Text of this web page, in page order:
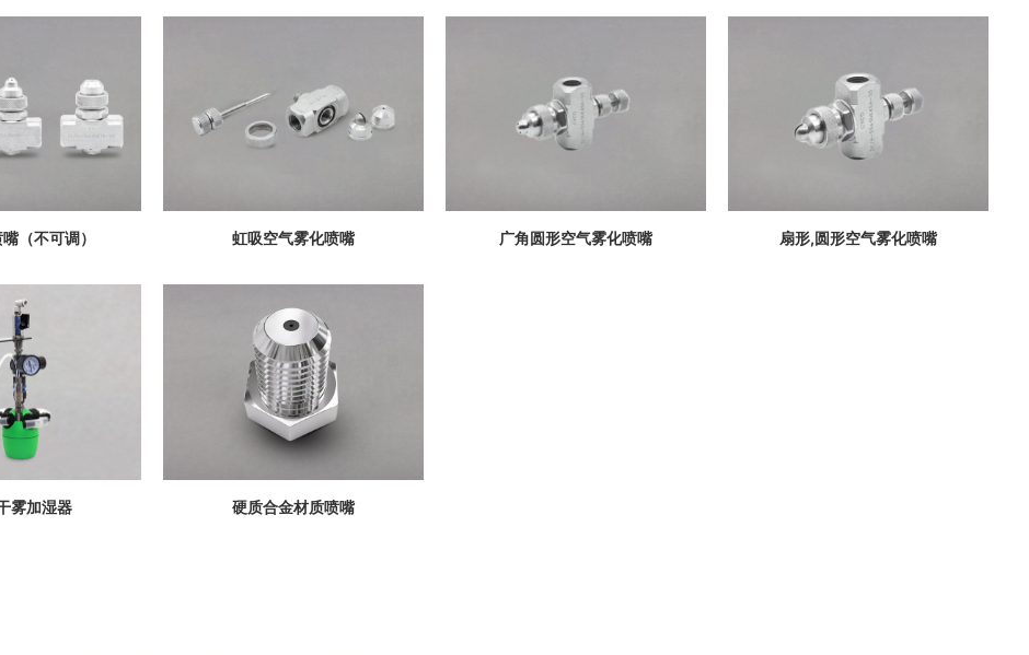
（不可调） 虹吸空气雾化喷嘴 广角圆形空气雾化喷嘴 扇形,圆形空气雾化喷嘴
雾加湿器 硬质合金材质喷嘴